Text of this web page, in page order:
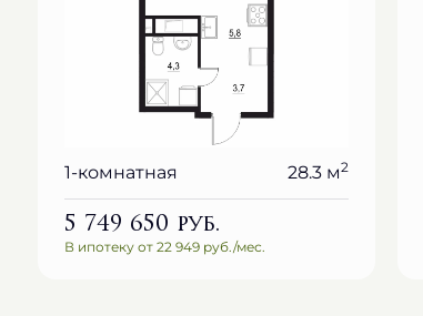
1-комнатная 28.3 м2
5 749 650 руб.
В ипотеку от 22 949 руб./мес.